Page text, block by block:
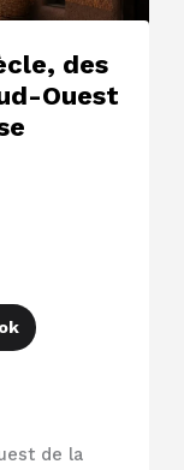
des
Ouest
de la